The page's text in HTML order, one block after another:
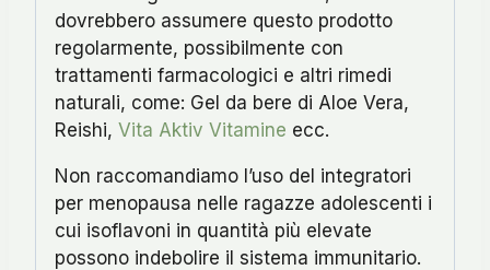
dovrebbero assumere questo prodotto
regolarmente, possibilmente con
trattamenti farmacologici e altri rimedi
naturali, come: Gel da bere di Aloe Vera,
Reishi, Vita Aktiv Vitamine ecc.
Non raccomandiamo l’uso del integratori
per menopausa nelle ragazze adolescenti i
cui isoflavoni in quantità più elevate
possono indebolire il sistema immunitario.